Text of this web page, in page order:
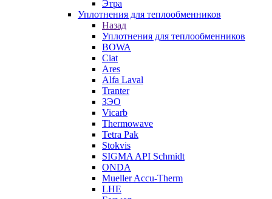
Этра
Уплотнения для теплообменников
Назад
Уплотнения для теплообменников
BOWA
Ciat
Ares
Alfa Laval
Tranter
ЗЭО
Vicarb
Thermowave
Tetra Pak
Stokvis
SIGMA API Schmidt
ONDA
Mueller Accu-Therm
LHE